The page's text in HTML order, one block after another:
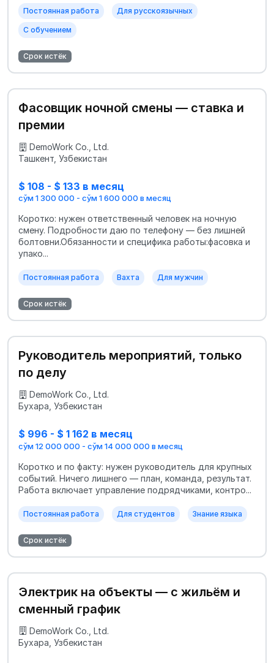
Постоянная работа Для русскоязычных
С обучением
Срок истёк
Фасовщик ночной смены — ставка и
премии
DemoWork Co., Ltd.
Ташкент, Узбекистан
$ 108 - $ 133 в месяц
сўм 1 300 000 - сўм 1 600 000 в месяц
Коротко: нужен ответственный человек на ночную
смену. Подробности даю по телефону — без лишней
болтовни.Обязанности и специфика работы:фасовка и
упако...
Постоянная работа Вахта Для мужчин
Срок истёк
Руководитель мероприятий, только
по делу
DemoWork Co., Ltd.
Бухара, Узбекистан
$ 996 - $ 1 162 в месяц
сўм 12 000 000 - сўм 14 000 000 в месяц
Коротко и по факту: нужен руководитель для крупных
событий. Ничего лишнего — план, команда, результат.
Работа включает управление подрядчиками, контро...
Постоянная работа Для студентов Знание языка
Срок истёк
Электрик на объекты — с жильём и
сменный график
DemoWork Co., Ltd.
Бухара, Узбекистан